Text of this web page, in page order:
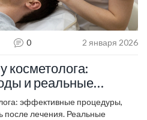
0 2 января 2026
косметолога:
и реальные
эффективные процедуры,
после лечения. Реальные